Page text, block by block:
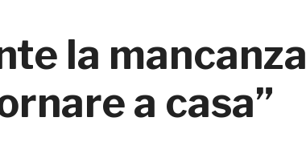
la mancanza
a casa”